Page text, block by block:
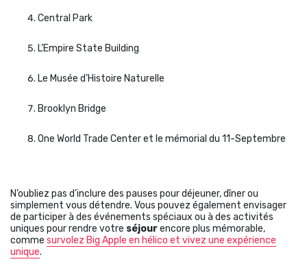
Central Park
L’Empire State Building
Le Musée d’Histoire Naturelle
Brooklyn Bridge
One World Trade Center et le mémorial du 11-Septembre
N’oubliez pas d’inclure des pauses pour déjeuner, dîner ou
simplement vous détendre. Vous pouvez également envisager
de participer à des événements spéciaux ou à des activités
uniques pour rendre votre séjourencore plus mémorable,
comme survolez Big Apple en hélico et vivez une expérience
unique.